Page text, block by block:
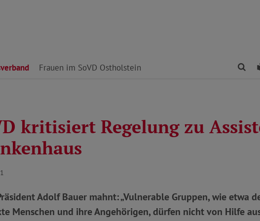
Frauen im SoVD Ostholstein
kritisiert Regelung zu
Adolf Bauer mahnt: „Vulnerable Gruppen, wie etwa
Menschen und ihre Angehörigen, dürfen nicht von Hilfe